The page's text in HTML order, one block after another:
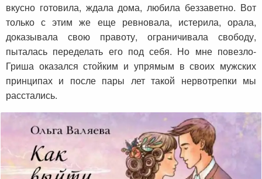
вкусно готовила, ждала дома, любила беззаветно. Вот
только с этим же еще ревновала, истерила, орала,
доказывала свою правоту, ограничивала свободу,
пыталась переделать его под себя. Но мне повезло-
Гриша оказался стойким и упрямым в своих мужских
принципах и после пары лет такой нервотрепки мы
расстались.